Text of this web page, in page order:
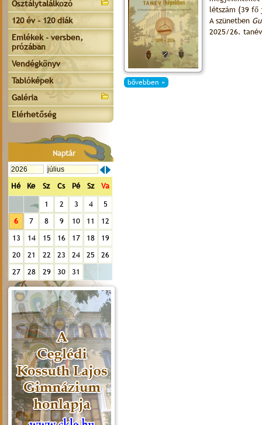
Osztálytalálkozó
120 év - 120 diák
Emlékek - versben,
prózában
Vendégkönyv
Tablóképek
Galéria
Elérhetőség
Naptár
Hé Ke Sz Cs Pé Sz Va
1 2 3 4
5
6
7 8 9 10 11
12
13
14 15 16 17 18
19
20
21 22 23 24 25
26
27
28 29 30 31
létszám (39 fő
A szünetben
2025/26.
bővebben »